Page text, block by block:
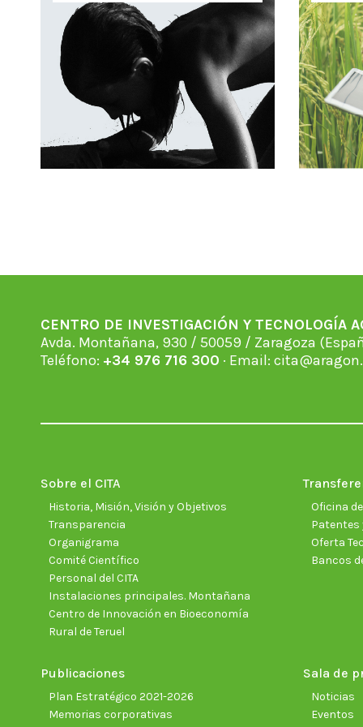
CENTRO DE INVESTIGACIÓN Y TECNOLOGÍA
Avda. Montañana, 930 / 50059 / Zaragoza
Teléfono: +34 976 716 300 · Email:
Sobre el CITA
Historia, Misión, Visión y Objetivos
Transparencia
Organigrama
Comité Científico
Personal del CITA
Instalaciones principales. Montañana
Centro de Innovación en Bioeconomía
Rural de Teruel
Oficina
Patentes
Oferta
Bancos
Publicaciones
Plan Estratégico 2021-2026
Memorias corporativas
Sala de
Noticias
Eventos